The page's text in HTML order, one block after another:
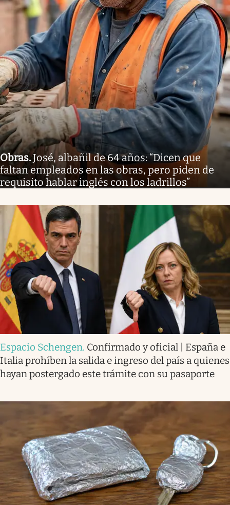
Obras.José, albañil de 64 años: “Dicen que
faltan empleados en las obras, pero piden de
requisito hablar inglés con los ladrillos”
Espacio Schengen. Confirmado y oficial | España e
Italia prohíben la salida e ingreso del país a quienes
hayan postergado este trámite con su pasaporte